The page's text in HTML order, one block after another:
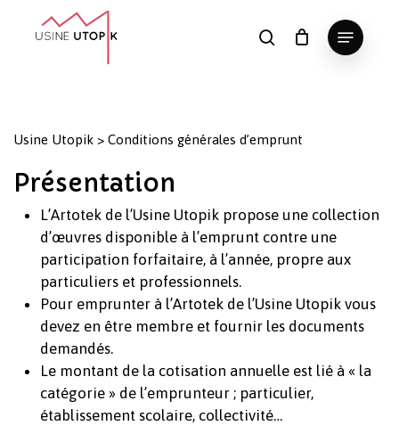
search
Menu
Panier Fermer
le
Usine Utopik > Conditions générales d’emprunt
Présentation
L’Artotek de l’Usine Utopik propose une collection
d’œuvres disponible à l’emprunt contre une
participation forfaitaire, à l’année, propre aux
particuliers et professionnels.
Pour emprunter à l’Artotek de l’Usine Utopik vous
devez en être membre et fournir les documents
demandés.
Le montant de la cotisation annuelle est lié à « la
catégorie » de l’emprunteur ; particulier,
établissement scolaire, collectivité…
Close